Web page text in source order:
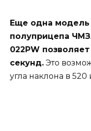
Еще одна модель
полуприцепа
022PW
секунд. Это
угла наклона в